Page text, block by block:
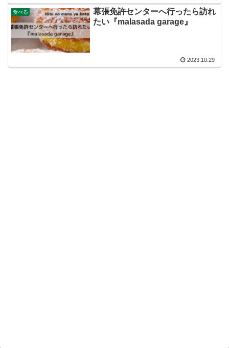
食べる
幕張免許センターへ行ったら訪れ
たい『malasada garage』
2023.10.29